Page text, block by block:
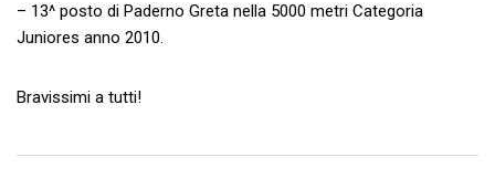
– 13^ posto di Paderno Greta nella 5000 metri Categoria
Juniores anno 2010.
Bravissimi a tutti!